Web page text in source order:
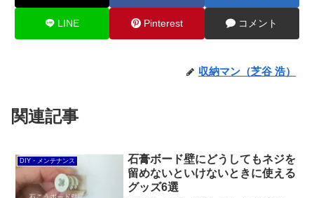
LINE Pinterest コメント
収納マン（芝谷 浩）
関連記事
DIY・メンテナンス
石膏ボード壁にどうしてもネジを
留めないといけないときに使える
グッズ6選